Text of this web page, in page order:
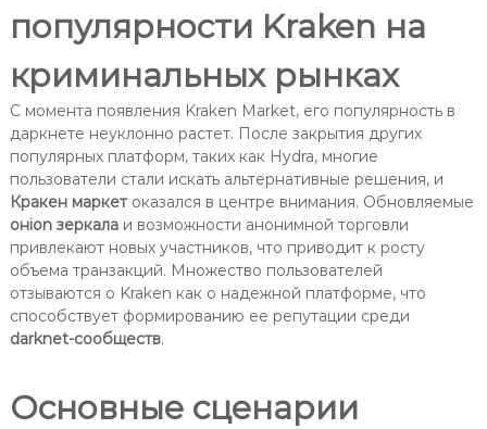
популярности Kraken на
криминальных рынках
С момента появления Kraken Market, его популярность в
даркнете неуклонно растет. После закрытия других
популярных платформ, таких как Hydra, многие
пользователи стали искать альтернативные решения, и
Кракен маркетоказался в центре внимания. Обновляемые
онion зеркалаи возможности анонимной торговли
привлекают новых участников, что приводит к росту
объема транзакций. Множество пользователей
отзываются о Kraken как о надежной платформе, что
способствует формированию ее репутации среди
darknet-сообществ.
Основные сценарии